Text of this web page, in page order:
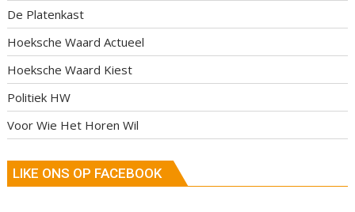
De Platenkast
Hoeksche Waard Actueel
Hoeksche Waard Kiest
Politiek HW
Voor Wie Het Horen Wil
LIKE ONS OP FACEBOOK